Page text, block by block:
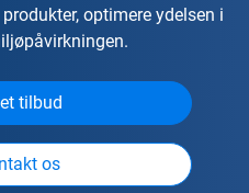
optimere ydelsen i
tilbud
os